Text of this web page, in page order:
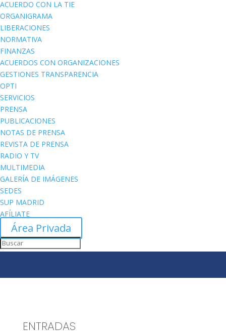
ACUERDO CON LA TIE
ORGANIGRAMA
LIBERACIONES
NORMATIVA
FINANZAS
ACUERDOS CON ORGANIZACIONES
GESTIONES TRANSPARENCIA
OPTI
SERVICIOS
PRENSA
PUBLICACIONES
NOTAS DE PRENSA
REVISTA DE PRENSA
RADIO Y TV
MULTIMEDIA
GALERÍA DE IMÁGENES
SEDES
SUP MADRID
AFÍLIATE
Área Privada
ENTRADAS